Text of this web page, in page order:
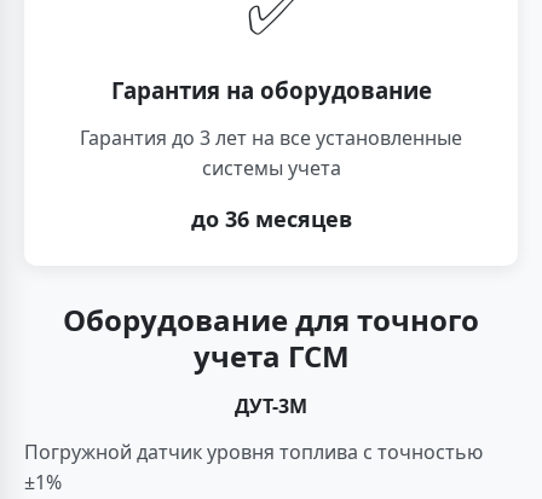
Гарантия на оборудование
Гарантия до 3 лет на все установленные
системы учета
до 36 месяцев
Оборудование для точного
учета ГСМ
ДУТ-3М
Погружной датчик уровня топлива с точностью
±1%